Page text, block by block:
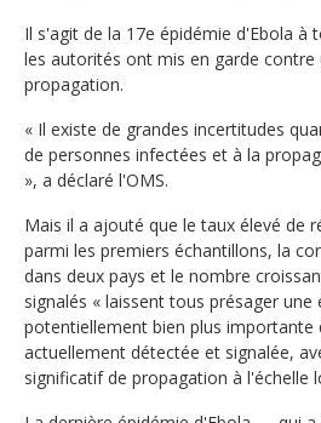
Il s'agit de la 17e épidémie d'Ebola à
les autorités ont mis en garde contre
propagation.
« Il existe de grandes incertitudes
de personnes infectées et à la
», a déclaré l'OMS.
Mais il a ajouté que le taux élevé de
parmi les premiers échantillons, la
dans deux pays et le nombre
signalés « laissent tous présager une
potentiellement bien plus importante
actuellement détectée et signalée,
significatif de propagation à l'échelle